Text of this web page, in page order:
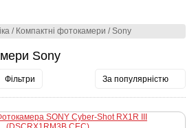
/ Компактні фотокамери /Sony
Sony
Фільтри За популярністю